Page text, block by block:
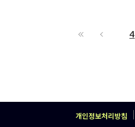
4
개인정보처리방침